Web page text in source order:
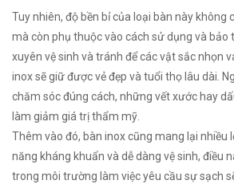
Tuy nhiên, độ bền bỉ của loại bàn này không
mà còn phụ thuộc vào cách sử dụng và bảo
xuyên vệ sinh và tránh để các vật sắc nhọn
inox sẽ giữ được vẻ đẹp và tuổi thọ lâu dài.
chăm sóc đúng cách, những vết xước hay
làm giảm giá trị thẩm mỹ.
Thêm vào đó, bàn inox cũng mang lại nhiều
năng kháng khuẩn và dễ dàng vệ sinh, điều
trong môi trường làm việc yêu cầu sự sạch